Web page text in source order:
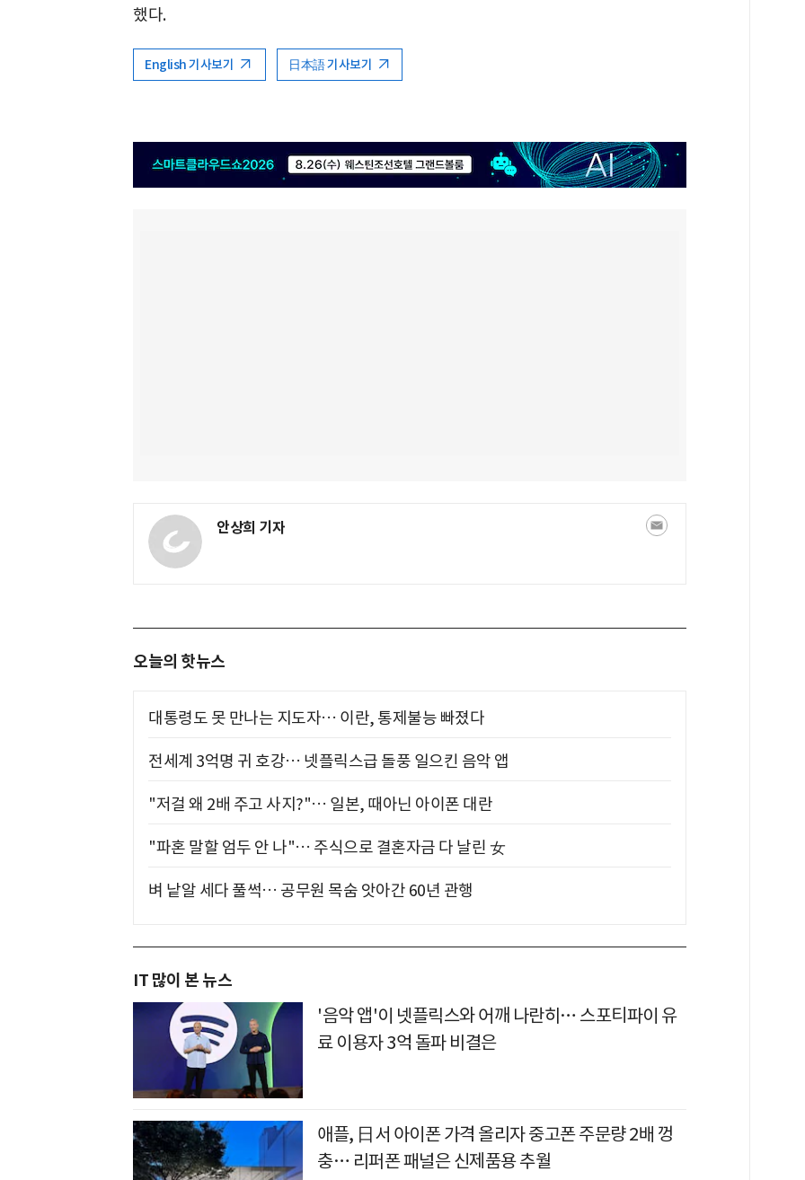
했다.
English 기사보기 日本語 기사보기
안상희 기자
오늘의 핫뉴스
대통령도 못 만나는 지도자… 이란, 통제불능 빠졌다
전세계 3억명 귀 호강… 넷플릭스급 돌풍 일으킨 음악 앱
"저걸 왜 2배 주고 사지?"… 일본, 때아닌 아이폰 대란
"파혼 말할 엄두 안 나"… 주식으로 결혼자금 다 날린 女
벼 낱알 세다 풀썩… 공무원 목숨 앗아간 60년 관행
IT 많이 본 뉴스
'음악 앱'이 넷플릭스와 어깨 나란히… 스포티파이 유
료 이용자 3억 돌파 비결은
애플, 日서 아이폰 가격 올리자 중고폰 주문량 2배 껑
충… 리퍼폰 패널은 신제품용 추월